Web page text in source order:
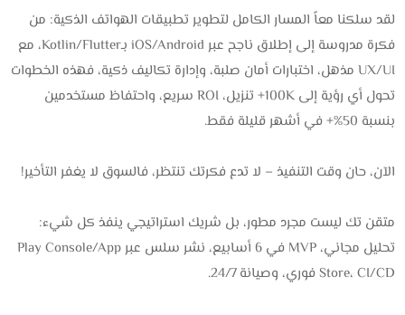
لقد سلكنا معاً المسار الكامل لتطوير تطبيقات الهواتف الذكية: من
فكرة مدروسة إلى إطلاق ناجح عبر iOS/Android بـKotlin/Flutter، مع
UX/UI مذهل، اختبارات أمان صلبة، وإدارة تكاليف ذكية، فهذه الخطوات
تحول أي رؤية إلى 100K+ تنزيل، ROI سريع، واحتفاظ مستخدمين
بنسبة 50%+ في أشهر قليلة فقط.
الآن، حان وقت التنفيذ – لا تدع فكرتك تنتظر، فالسوق لا يغفر التأخير!
متقن تك ليست مجرد مطور، بل شريك استراتيجي ينفذ كل شيء:
تحليل مجاني، MVP في 6 أسابيع، نشر سلس عبر Play Console/App
Store، CI/CD فوري، وصيانة 24/7.